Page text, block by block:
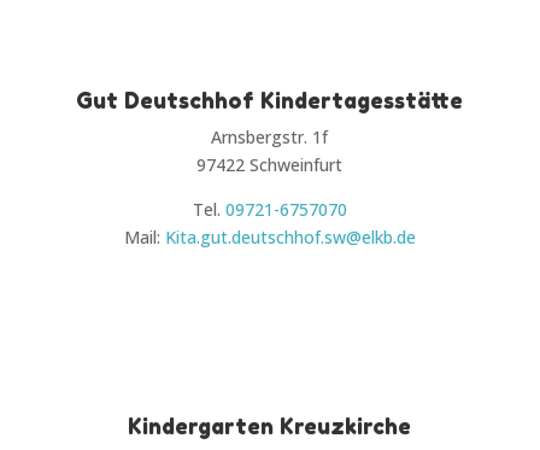
Gut Deutschhof Kindertagesstätte
Arnsbergstr. 1f
97422 Schweinfurt
Tel. 09721-6757070
Mail: Kita.gut.deutschhof.sw@elkb.de
Kindergarten Kreuzkirche